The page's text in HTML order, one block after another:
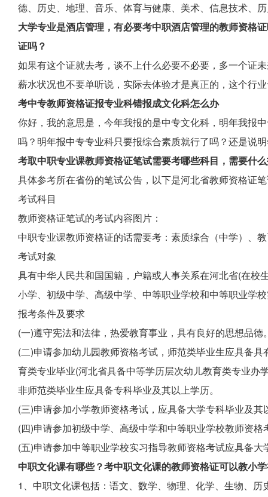
德、历史、地理、音乐、体育与健康、美术、信息技术、
大学专业是酒店管理，有必要考中职酒店管理的教师资格
证吗？
如果有这个证就去考，谈不上什么必要不必要，多一个证
薪水状况也不要单听说，实际去体验才是真正的，这个行
考中专教师资格证报专业科错报成文化科怎么办
你好，我的意思是，今年我报的是中专文化科，明年我报
吗？明年报中专专业科只要报综合素质就行了吗？还是说
考取中职专业课教师资格证笔试需要考哪些科目，需要什
具体参考所在省份的笔试公告，以下是河北省教师资格证
考试科目
教师资格证笔试的考试内容图片：
中职专业课教师资格证的话需要考：素质综合（中学）、
考试对象
具有中华人民共和国国籍，户籍或人事关系在河北省(在校
小学、初级中学、高级中学、中等职业学校和中等职业学
报考条件及要求
(一)遵守宪法和法律，热爱教育事业，具有良好的思想品德
(二)申请参加幼儿园教师资格考试，师范类毕业生应具备
育类专业毕业(河北省具备中等学历层次幼儿教育类专业办
非师范类毕业生应具备专科毕业及其以上学历。
(三)申请参加小学教师资格考试，应具备大学专科毕业及其
(四)申请参加初级中学、高级中学和中等职业学校教师资
(五)申请参加中等职业学校实习指导教师资格考试应具备
中职文化课有哪些？考中职文化课的教师资格证可以教小
1、中职文化课包括：语文、数学、物理、化学、生物、